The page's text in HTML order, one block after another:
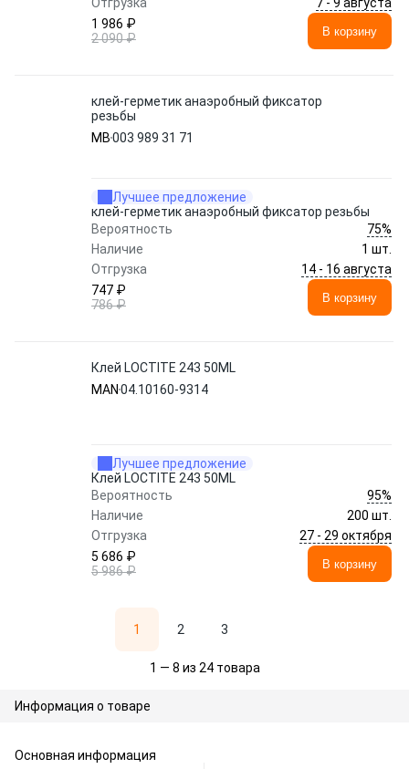
1 986 ₽
2 090 ₽
В корзину
клей-герметик анаэробный фиксатор
резьбы
MB003 989 31 71
Лучшее предложение
клей-герметик анаэробный фиксатор резьбы
Вероятность
75%
Наличие
1 шт.
Отгрузка
14 - 16 августа
747 ₽
786 ₽
В корзину
Клей LOCTITE 243 50ML
MAN 04.10160-9314
Лучшее предложение
Клей LOCTITE 243 50ML
Вероятность
95%
Наличие
200 шт.
Отгрузка
27 - 29 октября
5 686 ₽
5 986 ₽
В корзину
1 2 3
1 — 8 из 24 товара
Информация о товаре
Основная информация